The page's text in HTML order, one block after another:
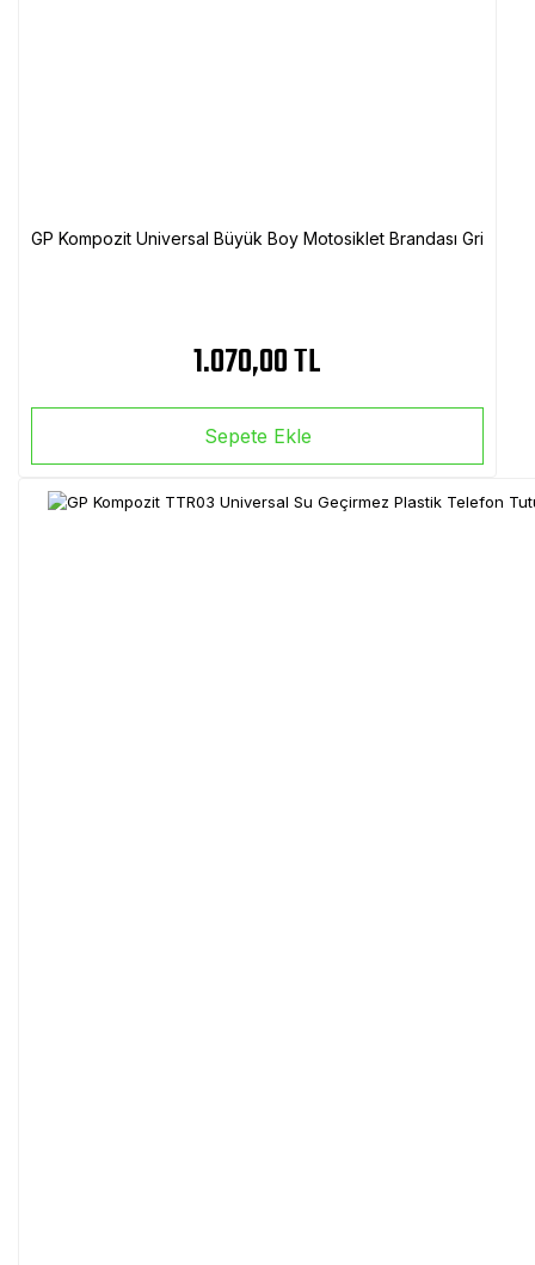
GP Kompozit Universal Büyük Boy Motosiklet Brandası Gri
1.070,00 TL
Sepete Ekle